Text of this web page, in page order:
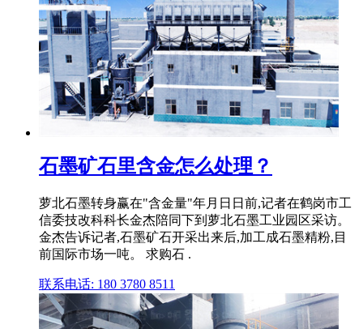
石墨矿石里含金怎么处理？
萝北石墨转身赢在"含金量"年月日日前,记者在鹤岗市工
信委技改科科长金杰陪同下到萝北石墨工业园区采访。
金杰告诉记者,石墨矿石开采出来后,加工成石墨精粉,目
前国际市场一吨。 求购石 .
联系电话: 180 3780 8511